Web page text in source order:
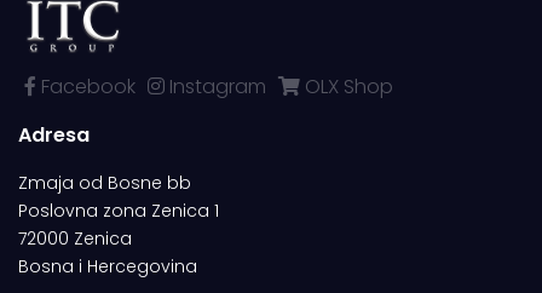
Facebook Instagram
OLX Shop
Adresa
Zmaja od Bosne bb
Poslovna zona Zenica 1
72000 Zenica
Bosna i Hercegovina